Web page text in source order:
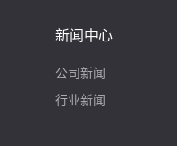
新闻中心
公司新闻
行业新闻